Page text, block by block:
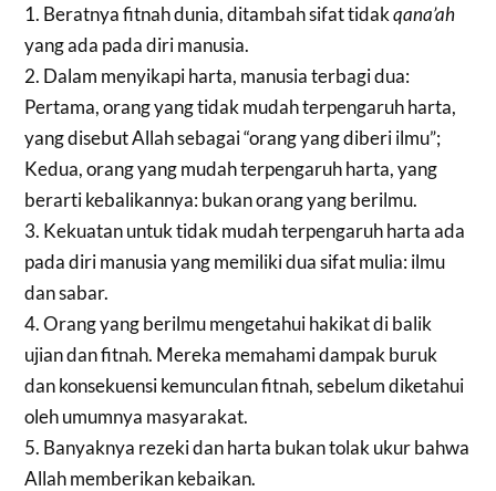
1. Beratnya fitnah dunia, ditambah sifat tidakqana’ah
yang ada pada diri manusia.
2. Dalam menyikapi harta, manusia terbagi dua:
Pertama, orang yang tidak mudah terpengaruh harta,
yang disebut Allah sebagai “orang yang diberi ilmu”;
Kedua, orang yang mudah terpengaruh harta, yang
berarti kebalikannya: bukan orang yang berilmu.
3. Kekuatan untuk tidak mudah terpengaruh harta ada
pada diri manusia yang memiliki dua sifat mulia: ilmu
dan sabar.
4. Orang yang berilmu mengetahui hakikat di balik
ujian dan fitnah. Mereka memahami dampak buruk
dan konsekuensi kemunculan fitnah, sebelum diketahui
oleh umumnya masyarakat.
5. Banyaknya rezeki dan harta bukan tolak ukur bahwa
Allah memberikan kebaikan.